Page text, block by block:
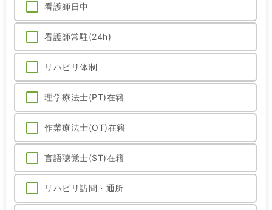
看護師日中
看護師常駐(24h)
リハビリ体制
理学療法士(PT)在籍
作業療法士(OT)在籍
言語聴覚士(ST)在籍
リハビリ訪問・通所